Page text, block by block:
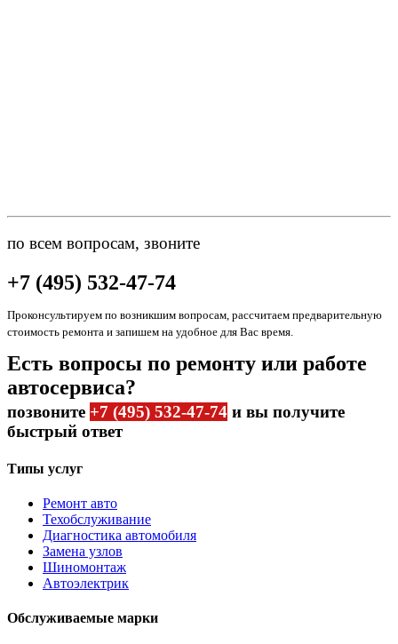
по всем вопросам, звоните
+7 (495) 532-47-74
Проконсультируем по возникшим вопросам, рассчитаем предварительную
стоимость ремонта и запишем на удобное для Вас время.
Есть вопросы по ремонту или работе
автосервиса?
позвоните +7 (495) 532-47-74 и вы получите
быстрый ответ
Типы услуг
Ремонт авто
Техобслуживание
Диагностика автомобиля
Замена узлов
Шиномонтаж
Автоэлектрик
Обслуживаемые марки